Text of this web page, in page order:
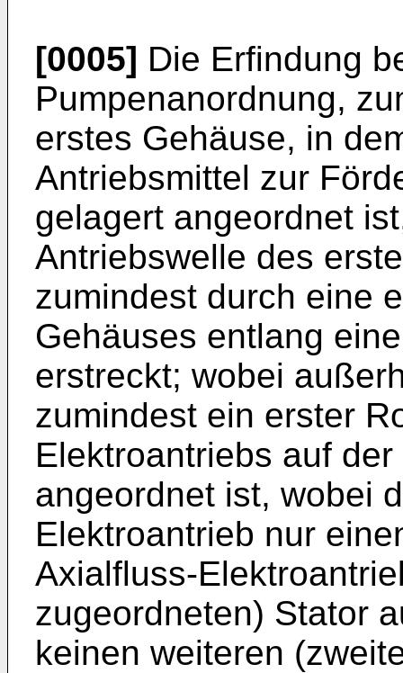
[0005] Die Erfindung
Pumpenanordnung,
erstes Gehäuse, in
Antriebsmittel zur
gelagert angeordnet
Antriebswelle des
zumindest durch eine
Gehäuses entlang
erstreckt; wobei
zumindest ein erster
Elektroantriebs auf
angeordnet ist, wobei
Elektroantrieb nur
Axialfluss-
zugeordneten) Stator
keinen weiteren